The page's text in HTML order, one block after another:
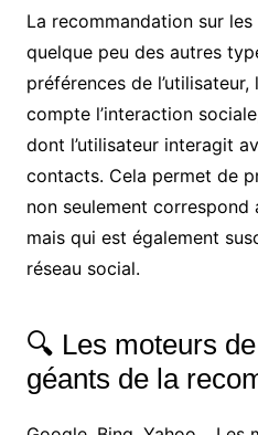
La recommandation sur
quelque peu des autres
préférences de l’utilisateur,
compte l’interaction
dont l’utilisateur interagit
contacts. Cela permet de
non seulement correspond
mais qui est également
réseau social.
🔍 Les moteurs
géants de la